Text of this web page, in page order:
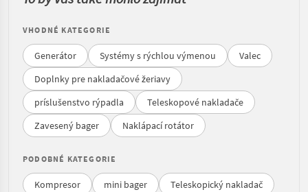
VHODNÉ KATEGORIE
Generátor Systémy s rýchlou výmenou
Valec
Doplnky pre nakladačové žeriavy
príslušenstvo rýpadla
Teleskopové nakladače
Zavesený bager
Naklápací rotátor
PODOBNÉ KATEGORIE
Kompresor mini bager
Teleskopický nakladač